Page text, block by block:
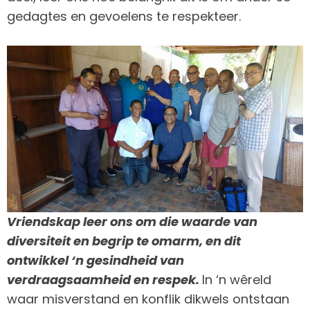
gedagtes en gevoelens te respekteer.
Vriendskap leer ons om die waarde van
diversiteit en begrip te omarm, en dit
ontwikkel ‘n gesindheid van
verdraagsaamheid en respek. In ‘n wêreld
waar misverstand en konflik dikwels ontstaan